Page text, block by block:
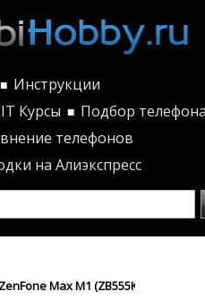
■ Инструкции
IT Курсы ■ Подбор
телефонов
на Алиэкспресс
Max M1 (ZB555KL) 32Gb и